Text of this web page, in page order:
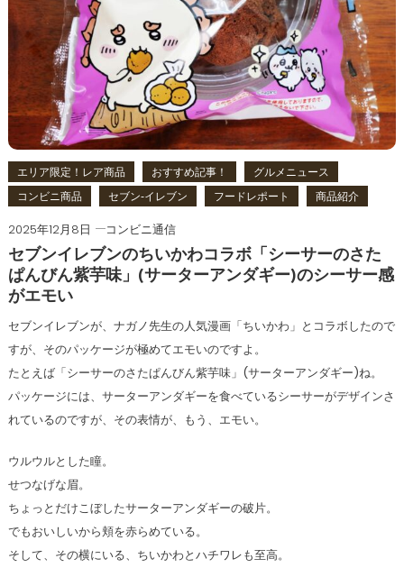
エリア限定！レア商品 おすすめ記事！
グルメニュース
コンビニ商品
セブン‐イレブン フードレポート 商品紹介
2025年12月8日
コンビニ通信
セブンイレブンのちいかわコラボ「シーサーのさた
ぱんびん紫芋味」(サーターアンダギー)のシーサー感
がエモい
セブンイレブンが、ナガノ先生の人気漫画「ちいかわ」とコラボしたので
すが、そのパッケージが極めてエモいのですよ。
たとえば「シーサーのさたぱんびん紫芋味」(サーターアンダギー)ね。
パッケージには、サーターアンダギーを食べているシーサーがデザインさ
れているのですが、その表情が、もう、エモい。
ウルウルとした瞳。
せつなげな眉。
ちょっとだけこぼしたサーターアンダギーの破片。
でもおいしいから頬を赤らめている。
そして、その横にいる、ちいかわとハチワレも至高。